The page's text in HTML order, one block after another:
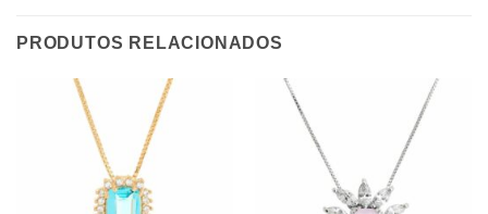
PRODUTOS RELACIONADOS